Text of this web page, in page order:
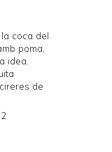
coca del
poma,
idea.
de